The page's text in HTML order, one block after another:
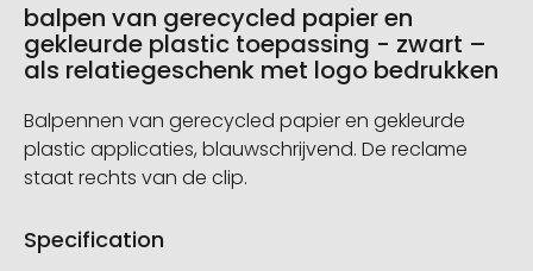
balpen van gerecycled papier en
gekleurde plastic toepassing - zwart –
als relatiegeschenk met logo bedrukken
Balpennen van gerecycled papier en gekleurde
plastic applicaties, blauwschrijvend. De reclame
staat rechts van de clip.
Specification